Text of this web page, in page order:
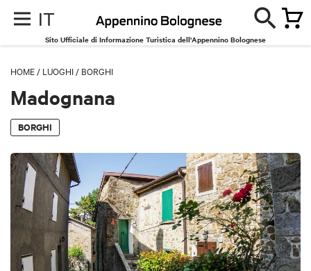
IT
Sito Ufficiale di Informazione Turistica dell'Appennino Bolognese
HOME / LUOGHI / BORGHI
Madognana
BORGHI